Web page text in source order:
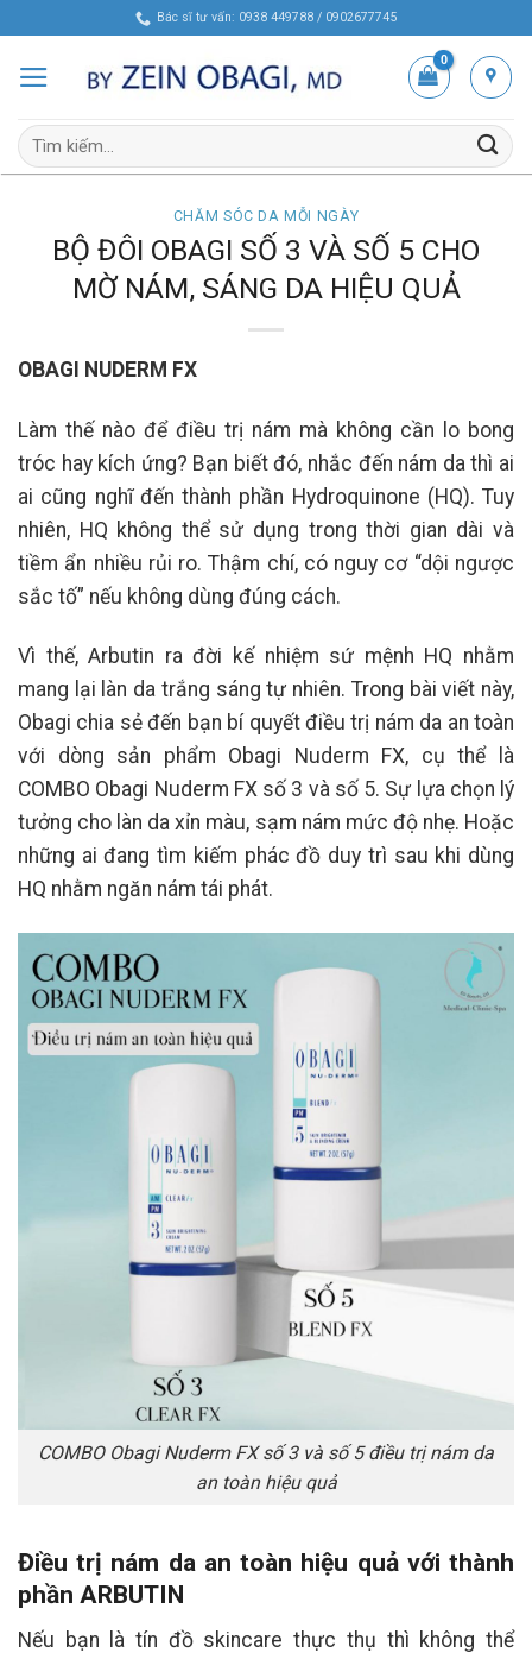
content
Bác sĩ tư vấn: 0938 449788 / 0902677745
Tìm
kiếm:
CHĂM SÓC DA MỖI NGÀY
BỘ ĐÔI OBAGI SỐ 3 VÀ SỐ 5 CHO
MỜ NÁM, SÁNG DA HIỆU QUẢ
OBAGI NUDERM FX
Làm thế nào để điều trị nám mà không cần lo bong
tróc hay kích ứng? Bạn biết đó, nhắc đến nám da thì ai
ai cũng nghĩ đến thành phần Hydroquinone (HQ). Tuy
nhiên, HQ không thể sử dụng trong thời gian dài và
tiềm ẩn nhiều rủi ro. Thậm chí, có nguy cơ “dội ngược
sắc tố” nếu không dùng đúng cách.
Vì thế, Arbutin ra đời kế nhiệm sứ mệnh HQ nhằm
mang lại làn da trắng sáng tự nhiên. Trong bài viết này,
Obagi chia sẻ đến bạn bí quyết điều trị nám da an toàn
với dòng sản phẩm Obagi Nuderm FX, cụ thể là
COMBO Obagi Nuderm FX số 3 và số 5. Sự lựa chọn lý
tưởng cho làn da xỉn màu, sạm nám mức độ nhẹ. Hoặc
những ai đang tìm kiếm phác đồ duy trì sau khi dùng
HQ nhằm ngăn nám tái phát.
COMBO Obagi Nuderm FX số 3 và số 5 điều trị nám da
an toàn hiệu quả
Điều trị nám da an toàn hiệu quả với thành
phần ARBUTIN
Nếu bạn là tín đồ skincare thực thụ thì không thể